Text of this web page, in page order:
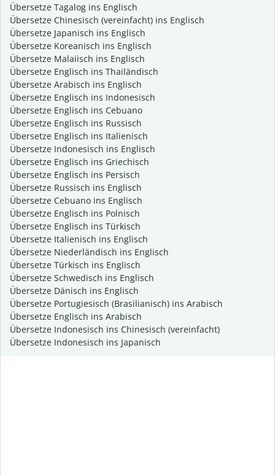
Übersetze Tagalog ins Englisch
Übersetze Chinesisch (vereinfacht) ins Englisch
Übersetze Japanisch ins Englisch
Übersetze Koreanisch ins Englisch
Übersetze Malaiisch ins Englisch
Übersetze Englisch ins Thailändisch
Übersetze Arabisch ins Englisch
Übersetze Englisch ins Indonesisch
Übersetze Englisch ins Cebuano
Übersetze Englisch ins Russisch
Übersetze Englisch ins Italienisch
Übersetze Indonesisch ins Englisch
Übersetze Englisch ins Griechisch
Übersetze Englisch ins Persisch
Übersetze Russisch ins Englisch
Übersetze Cebuano ins Englisch
Übersetze Englisch ins Polnisch
Übersetze Englisch ins Türkisch
Übersetze Italienisch ins Englisch
Übersetze Niederländisch ins Englisch
Übersetze Türkisch ins Englisch
Übersetze Schwedisch ins Englisch
Übersetze Dänisch ins Englisch
Übersetze Portugiesisch (Brasilianisch) ins Arabisch
Übersetze Englisch ins Arabisch
Übersetze Indonesisch ins Chinesisch (vereinfacht)
Übersetze Indonesisch ins Japanisch